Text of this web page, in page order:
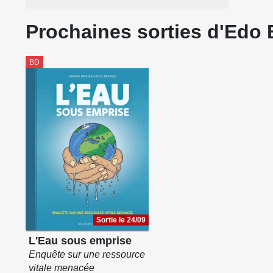
Prochaines sorties d'Edo
BD
Sortie le 24/09
L'Eau sous emprise
Enquête sur une ressource
vitale menacée